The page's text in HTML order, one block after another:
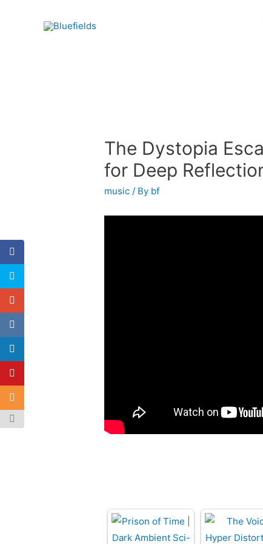
The Dystopia
for Deep
music / By bf